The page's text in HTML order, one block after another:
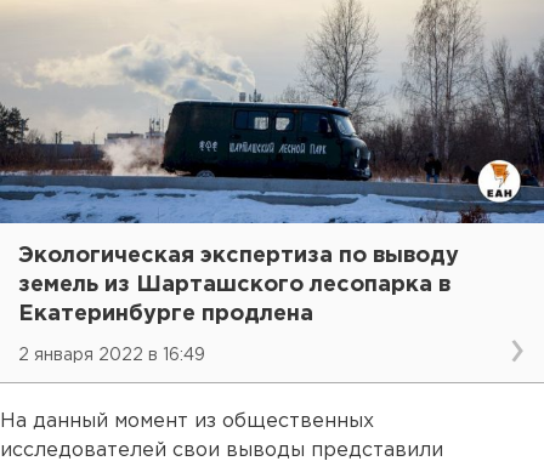
Экологическая экспертиза по выводу
земель из Шарташского лесопарка в
Екатеринбурге продлена
2 января 2022 в 16:49
На данный момент из общественных
исследователей свои выводы представили